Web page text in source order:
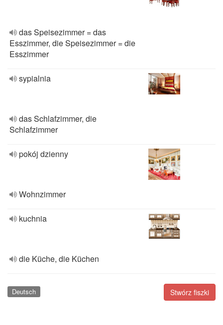
das Speisezimmer = das
Esszimmer, die Speisezimmer = die
Esszimmer
sypialnia
das Schlafzimmer, die
Schlafzimmer
pokój dzienny
Wohnzimmer
kuchnia
die Küche, die Küchen
Stwórz fiszki
Deutsch